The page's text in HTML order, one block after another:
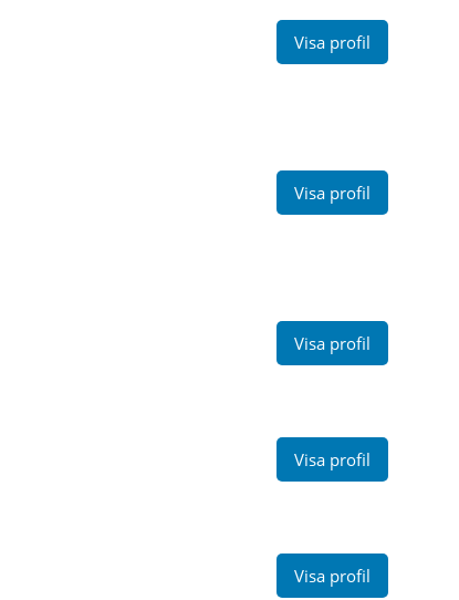
Visa profil
Visa profil
Visa profil
Visa profil
Visa profil